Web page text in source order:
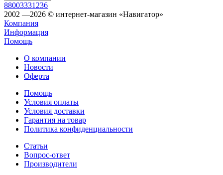
88003331236
2002 —2026 © интернет-магазин «Навигатор»
Компания
Информация
Помощь
О компании
Новости
Оферта
Помощь
Условия оплаты
Условия доставки
Гарантия на товар
Политика конфиденциальности
Статьи
Вопрос-ответ
Производители